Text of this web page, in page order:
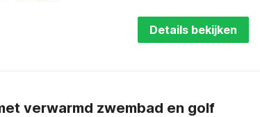
Details bekijken
verwarmd zwembad en golf